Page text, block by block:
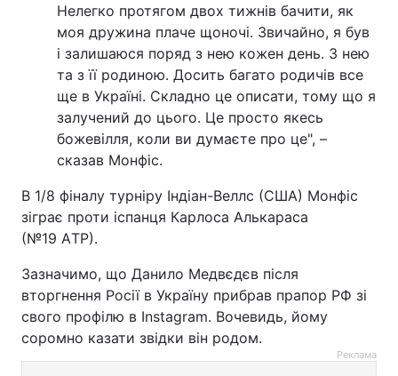
Нелегко протягом двох тижнів бачити, як
моя дружина плаче щоночі. Звичайно, я був
і залишаюся поряд з нею кожен день. З нею
та з її родиною. Досить багато родичів все
ще в Україні. Складно це описати, тому що я
залучений до цього. Це просто якесь
божевілля, коли ви думаєте про це", –
сказав Монфіс.
В 1/8 фіналу турніру Індіан-Веллс (США) Монфіс
зіграє проти іспанця Карлоса Алькараса
(№19 AТР).
Зазначимо, що Данило Медвєдєв після
вторгнення Росії в Україну прибрав прапор РФ зі
свого профілю в Instagram. Вочевидь, йому
соромно казати звідки він родом.
Реклама